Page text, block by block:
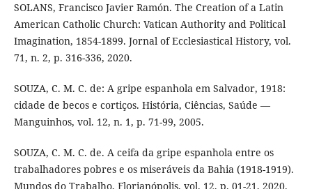
SOLANS, Francisco Javier Ramón. The Creation of a Latin
American Catholic Church: Vatican Authority and Political
Imagination, 1854-1899. Jornal of Ecclesiastical History, vol.
71, n. 2, p. 316-336, 2020.
SOUZA, C. M. C. de: A gripe espanhola em Salvador, 1918:
cidade de becos e cortiços. História, Ciências, Saúde —
Manguinhos, vol. 12, n. 1, p. 71-99, 2005.
SOUZA, C. M. C. de. A ceifa da gripe espanhola entre os
trabalhadores pobres e os miseráveis da Bahia (1918-1919).
Mundos do Trabalho, Florianópolis, vol. 12, p. 01-21, 2020.